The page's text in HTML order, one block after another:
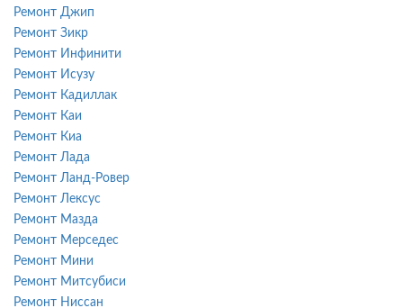
Ремонт Джип
Ремонт Зикр
Ремонт Инфинити
Ремонт Исузу
Ремонт Кадиллак
Ремонт Каи
Ремонт Киа
Ремонт Лада
Ремонт Ланд-Ровер
Ремонт Лексус
Ремонт Мазда
Ремонт Мерседес
Ремонт Мини
Ремонт Митсубиси
Ремонт Ниссан